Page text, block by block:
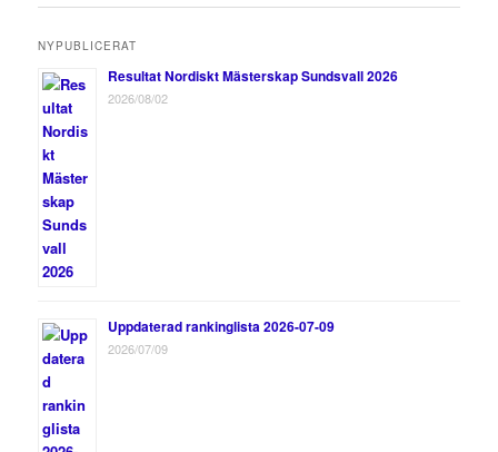
NYPUBLICERAT
Resultat Nordiskt Mästerskap Sundsvall 2026
2026/08/02
Uppdaterad rankinglista 2026-07-09
2026/07/09